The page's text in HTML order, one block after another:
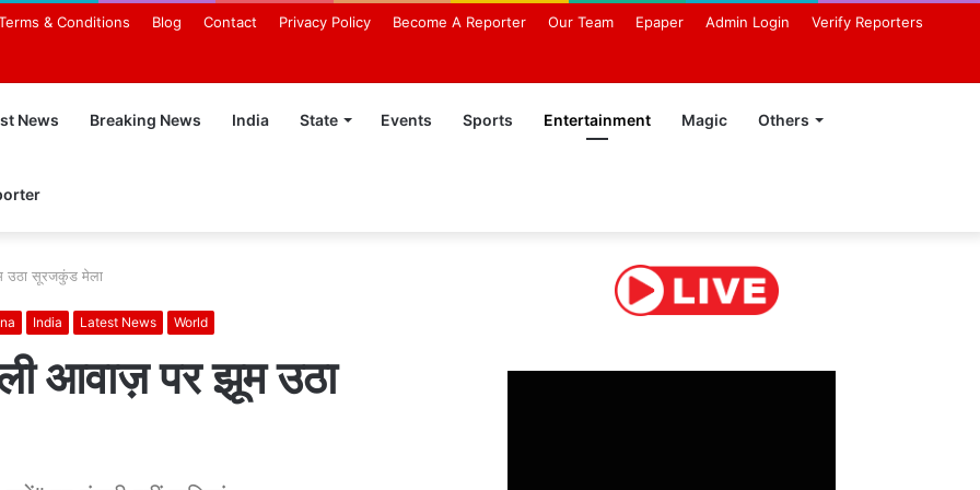
& Conditions Blog Contact Privacy Policy Become A Reporter Our Team Epaper Admin Login Verify Reporters
News Breaking News India State Events Sports Entertainment Magic Others
उठा सूरजकुंड मेला
India Latest News World
आवाज़ पर झूम उठा